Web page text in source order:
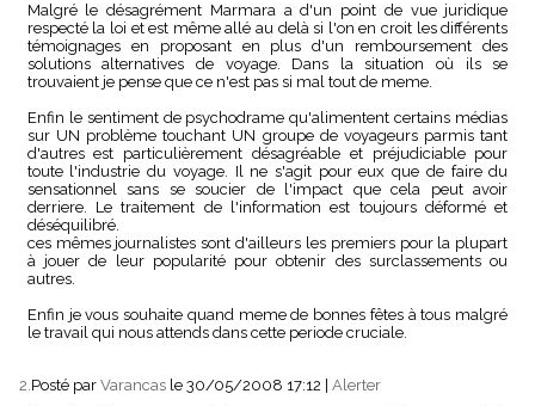
Malgré le désagrément Marmara a d'un point de vue juridique
respecté la loi et est même allé au delà si l'on en croit les différents
témoignages en proposant en plus d'un remboursement des
solutions alternatives de voyage. Dans la situation où ils se
trouvaient je pense que ce n'est pas si mal tout de meme.
Enfin le sentiment de psychodrame qu'alimentent certains médias
sur UN problème touchant UN groupe de voyageurs parmis tant
d'autres est particulièrement désagréable et préjudiciable pour
toute l'industrie du voyage. Il ne s'agit pour eux que de faire du
sensationnel sans se soucier de l'impact que cela peut avoir
derriere. Le traitement de l'information est toujours déformé et
déséquilibré.
ces mêmes journalistes sont d'ailleurs les premiers pour la plupart
à jouer de leur popularité pour obtenir des surclassements ou
autres.
Enfin je vous souhaite quand meme de bonnes fêtes à tous malgré
le travail qui nous attends dans cette periode cruciale.
2. Posté par Varancas le 30/05/2008 17:12 | Alerter